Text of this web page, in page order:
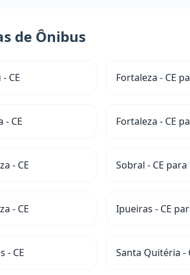
de Ônibus
CE Fortaleza - CE
- CE Fortaleza - CE
- CE Sobral - CE para
- CE Ipueiras - CE
- CE Santa Quitéria -